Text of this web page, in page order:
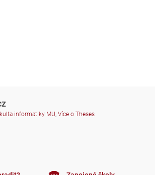
informatiky MU, Více o Theses